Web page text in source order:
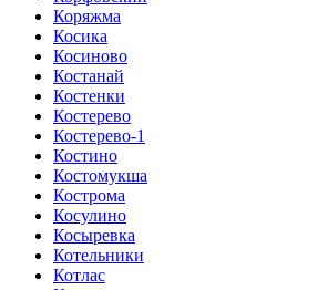
Коряжма
Косика
Косиново
Костанай
Костенки
Костерево
Костерево-1
Костино
Костомукша
Кострома
Косулино
Косыревка
Котельники
Котлас